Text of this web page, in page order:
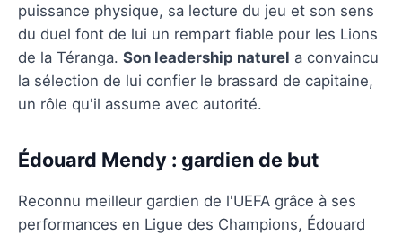
puissance physique, sa lecture du jeu et son sens
du duel font de lui un rempart fiable pour les Lions
de la Téranga. Son leadership naturel a convaincu
la sélection de lui confier le brassard de capitaine,
un rôle qu'il assume avec autorité.
Édouard Mendy : gardien de but
Reconnu meilleur gardien de l'UEFA grâce à ses
performances en Ligue des Champions, Édouard